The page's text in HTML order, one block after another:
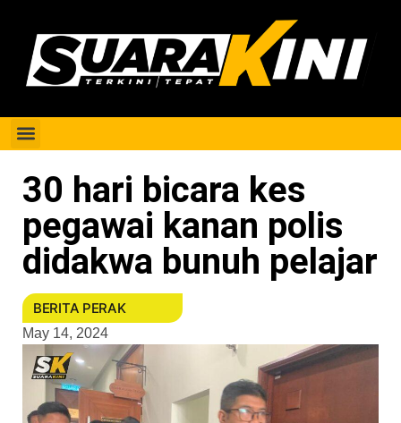
30 hari bicara kes
pegawai kanan polis
didakwa bunuh pelajar
BERITA PERAK
May 14, 2024